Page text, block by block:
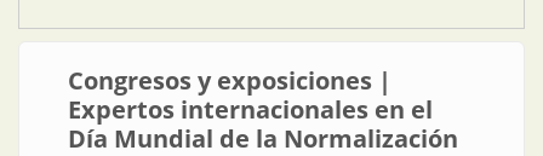
Congresos y exposiciones |
Expertos internacionales en el
Día Mundial de la Normalización